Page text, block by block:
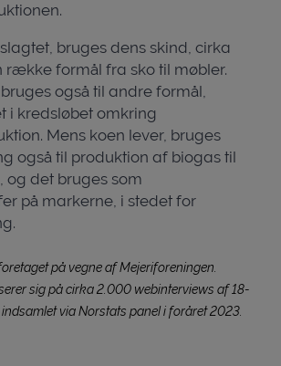
bruges dens skind, cirka
række formål fra sko til møbler.
også til andre formål,
i kredsløbet omkring
Mens koen lever, bruges
også til produktion af biogas til
og det bruges som
på markerne, i stedet for
på vegne af Mejeriforeningen.
sig på cirka 2.000 webinterviews af 18-
via Norstats panel i foråret 2023.